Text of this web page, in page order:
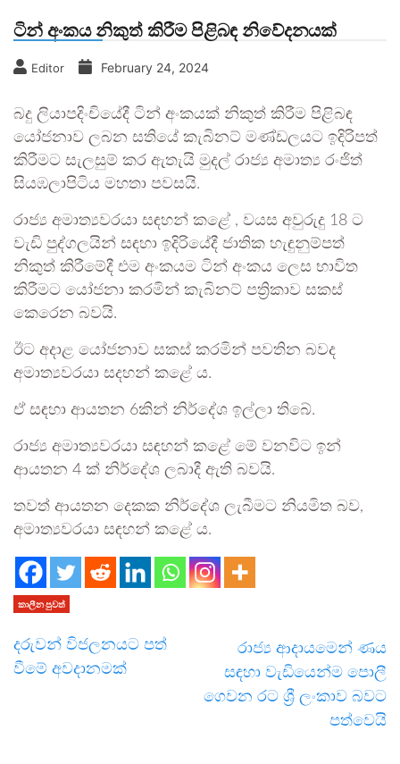
ටින් අංකය නිකුත් කිරීම පිළිබඳ නිවේදනයක්
Editor February 24, 2024
බදු ලියාපදිංචියේදී ටින් අංකයක් නිකුත් කිරීම පිළිබඳ
යෝජනාව ලබන සතියේ කැබිනට් මණ්ඩලයට ඉදිරිපත්
කිරීමට සැලසුම් කර ඇතැයි මුදල් රාජ්‍ය අමාත්‍ය රංජිත්
සියඹලාපිටිය මහතා පවසයි.
රාජ්‍ය අමාත්‍යවරයා සඳහන් කළේ , වයස අවුරුදු 18 ට
වැඩි පුද්ගලයින් සඳහා ඉදිරියේදී ජාතික හැඳුනුම්පත්
නිකුත් කිරීමේදී එම අංකයම ටින් අංකය ලෙස භාවිත
කිරීමට යෝජනා කරමින් කැබිනට් පත්‍රිකාව සකස්
කෙරෙන බවයි.
ඊට අදාළ යෝජනාව සකස් කරමින් පවතින බවද
අමාත්‍යවරයා සදහන් කළේ ය.
ඒ සඳහා ආයතන 6කින් නිර්දේශ ඉල්ලා තිබේ.
රාජ්‍ය අමාත්‍යවරයා සඳහන් කළේ මේ වනවිට ඉන්
ආයතන 4 ක් නිර්දේශ ලබාදී ඇති බවයි.
තවත් ආයතන දෙකක නිර්දේශ ලැබීමට නියමිත බව,
අමාත්‍යවරයා සඳහන් කළේ ය.
කාලීන පුවත්
දරුවන් විජලනයට පත්
වීමේ අවදානමක්
රාජ්‍ය ආදායමෙන් ණය
සඳහා වැඩියෙන්ම පොලී
ගෙවන රට ශ්‍රී ලංකාව බවට
පත්වෙයි